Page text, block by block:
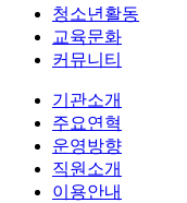
청소년활동
교육문화
커뮤니티
기관소개
주요연혁
운영방향
직원소개
이용안내